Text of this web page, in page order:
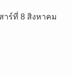
าร์ที่ 8 สิงหาคม